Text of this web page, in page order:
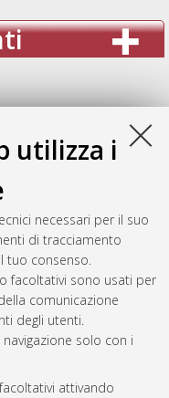
utilizza i
necessari per il suo
di tracciamento
tuo consenso.
facoltativi sono usati per
comunicazione
degli utenti.
solo con i
attivando